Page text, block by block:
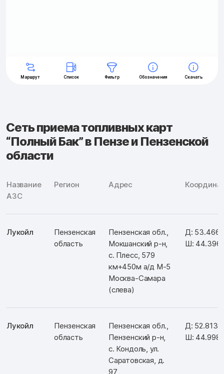
Сеть приема топливных карт
“Полный Бак” в Пензе и Пензенской
области
Название
АЗС
Регион Адрес
Лукойл
Пензенская
область
Пензенская обл.,
Мокшанский р-н,
с. Плесс, 579
км+450м а/д М-5
Москва-Самара
(слева)
Д:
Ш:
Лукойл
Пензенская
область
Пензенская обл.,
Пензенский р-н,
с. Кондоль, ул.
Саратовская, д.
97
Д:
Ш: